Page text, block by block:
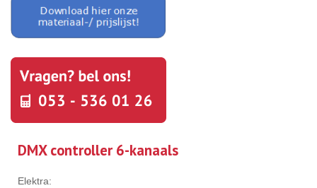
DMX controller 6-kanaals
Elektra: